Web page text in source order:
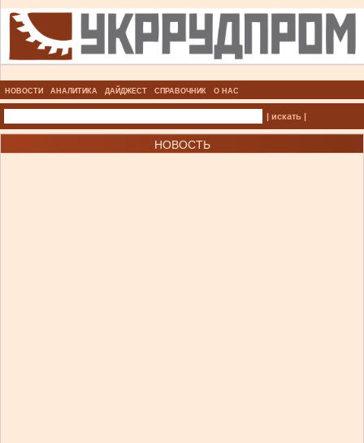
НОВОСТИ АНАЛИТИКА ДАЙДЖЕСТ СПРАВОЧНИК О НАС
| искать |
НОВОСТЬ